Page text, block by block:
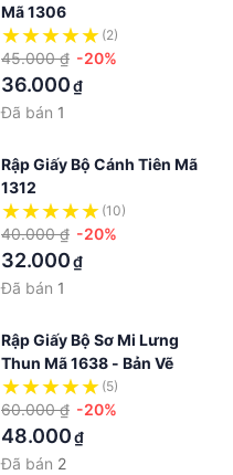
Mã 1306
(2)
45.000 ₫ -20%
36.000₫
Đã bán 1
Rập Giấy Bộ Cánh Tiên Mã
1312
(10)
40.000 ₫ -20%
32.000₫
Đã bán 1
Rập Giấy Bộ Sơ Mi Lưng
Thun Mã 1638 - Bản Vẽ
(5)
60.000 ₫ -20%
48.000₫
Đã bán 2